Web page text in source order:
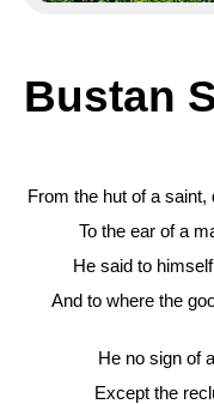
From the hut of a
To the ear of a
He said to
And to where the
He no sign of
Except the